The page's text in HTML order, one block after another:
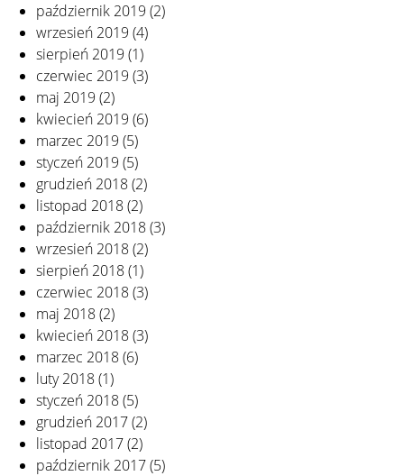
październik 2019 (2)
wrzesień 2019 (4)
sierpień 2019 (1)
czerwiec 2019 (3)
maj 2019 (2)
kwiecień 2019 (6)
marzec 2019 (5)
styczeń 2019 (5)
grudzień 2018(2)
listopad 2018(2)
październik 2018(3)
wrzesień 2018(2)
sierpień 2018(1)
czerwiec 2018(3)
maj 2018(2)
kwiecień 2018(3)
marzec 2018(6)
luty 2018(1)
styczeń 2018(5)
grudzień 2017(2)
listopad 2017(2)
październik 2017(5)